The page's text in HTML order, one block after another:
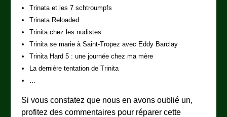
Trinata et les 7 schtroumpfs
Trinata Reloaded
Trinita chez les nudistes
Trinita se marie à Saint-Tropez avec Eddy Barclay
Trinita Hard 5 : une journée chez ma mère
La dernière tentation de Trinita
…
Si vous constatez que nous en avons oublié un,
profitez des commentaires pour réparer cette